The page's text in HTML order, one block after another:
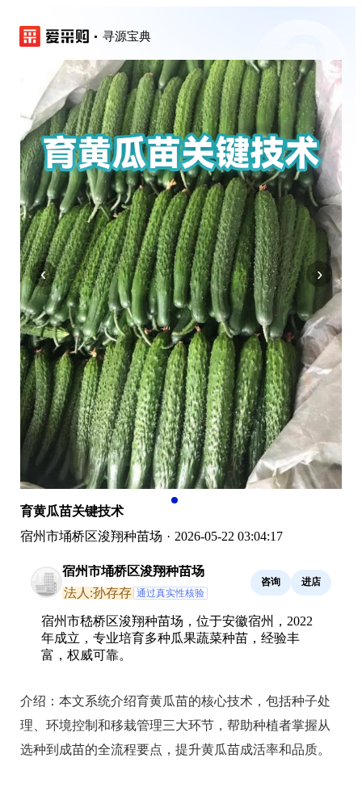
寻源宝典
‹ ›
育黄瓜苗关键技术
宿州市埇桥区浚翔种苗场 · 2026-05-22 03:04:17
宿州市埇桥区浚翔种苗场
法人:孙存存 通过真实性核验
咨询 进店
宿州市嵇桥区浚翔种苗场，位于安徽宿州，2022
年成立，专业培育多种瓜果蔬菜种苗，经验丰
富，权威可靠。
介绍： 本文系统介绍育黄瓜苗的核心技术，包括种子处
理、环境控制和移栽管理三大环节，帮助种植者掌握从
选种到成苗的全流程要点，提升黄瓜苗成活率和品质。